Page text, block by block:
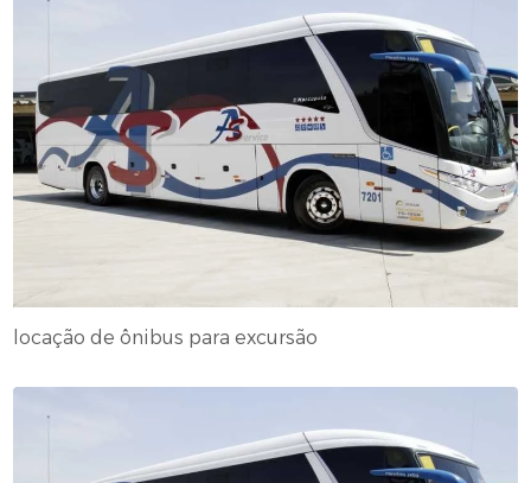
locação de ônibus para excursão